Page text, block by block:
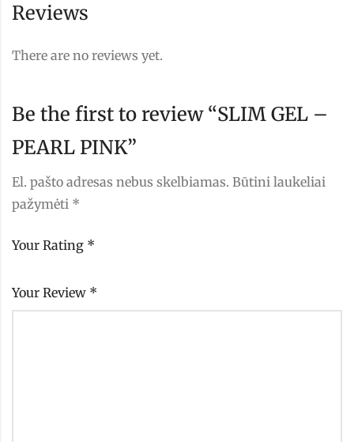
Reviews
There are no reviews yet.
Be the first to review “SLIM GEL –
PEARL PINK”
El. pašto adresas nebus skelbiamas. Būtini laukeliai
pažymėti *
Your Rating *
Your Review *